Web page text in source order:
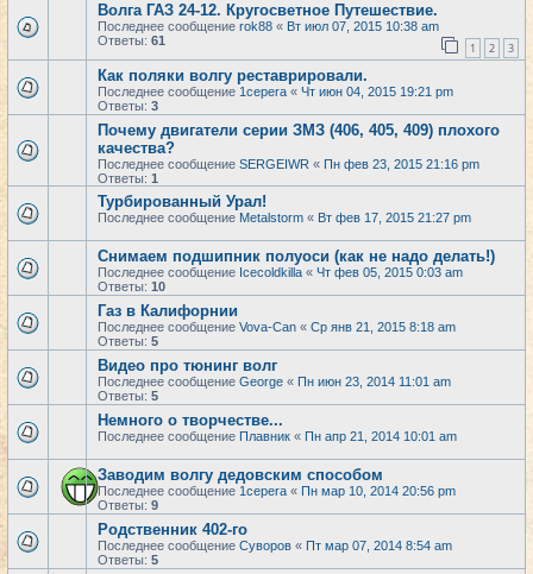
Волга ГАЗ 24-12. Кругосветное Путешествие.
Последнее сообщение rok88 « Вт июл 07, 2015 10:38 am
Ответы: 61 1 2 3
Как поляки волгу реставрировали.
Последнее сообщение 1cepera « Чт июн 04, 2015 19:21 pm
Ответы: 3
Почему двигатели серии ЗМЗ (406, 405, 409) плохого
качества?
Последнее сообщение SERGEIWR « Пн фев 23, 2015 21:16 pm
Ответы: 1
Турбированный Урал!
Последнее сообщение Metalstorm « Вт фев 17, 2015 21:27 pm
Снимаем подшипник полуоси (как не надо делать!)
Последнее сообщение Icecoldkilla « Чт фев 05, 2015 0:03 am
Ответы: 10
Газ в Калифорнии
Последнее сообщение Vova-Can « Ср янв 21, 2015 8:18 am
Ответы: 5
Видео про тюнинг волг
Последнее сообщение George « Пн июн 23, 2014 11:01 am
Ответы: 5
Немного о творчестве...
Последнее сообщение Плавник « Пн апр 21, 2014 10:01 am
Заводим волгу дедовским способом
Последнее сообщение 1cepera « Пн мар 10, 2014 20:56 pm
Ответы: 9
Родственник 402-го
Последнее сообщение Суворов « Пт мар 07, 2014 8:54 am
Ответы: 5